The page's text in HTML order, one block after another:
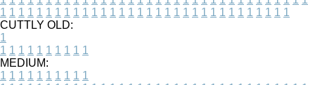
1 1 1 1 1 1 1 1 1 1 1 1 1 1 1 1 1 1 1 1 1 1 1 1 1 1 1 1 1 1 1 1
CUTTLY OLD:
1
1 1 1 1 1 1 1 1 1 1
MEDIUM:
1 1 1 1 1 1 1 1 1 1